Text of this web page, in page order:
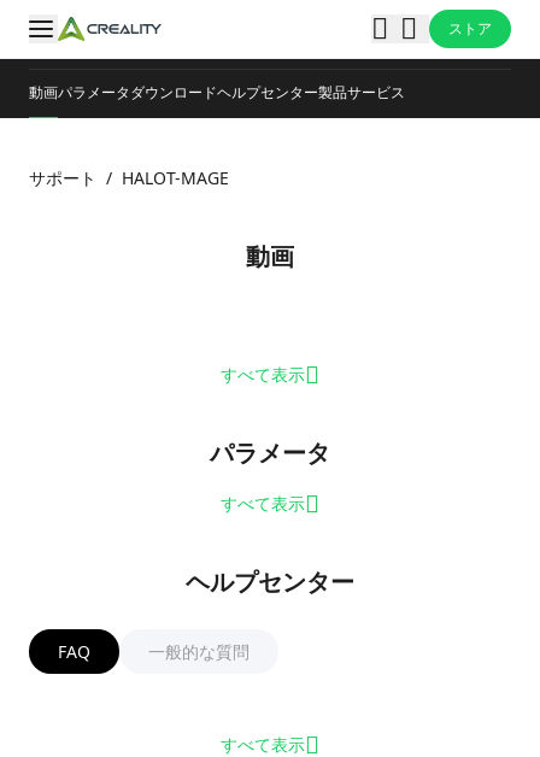
ストア
動画パラメータダウンロードヘルプセンター製品サービス
サポート / HALOT-MAGE
動画
すべて表示
パラメータ
すべて表示
ヘルプセンター
FAQ 一般的な質問
すべて表示